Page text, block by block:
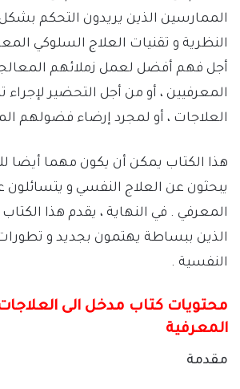
الممارسين الذين يريدون التحكم
النظرية و تقنيات العلاج السلوكي
أجل فهم أفضل لعمل زملائهم
المعرفيين ، أو من أجل التحضير
العلاجات ، أو لمجرد إرضاء فضولهم
هذا الكتاب يمكن أن يكون مهما أيضا
يبحثون عن العلاج النفسي و يتسائلون
المعرفي . في النهاية ، يقدم هذا
الذين ببساطة يهتمون بجديد و
النفسية .
محتويات كتاب مدخل الى
المعرفية
مقدمة